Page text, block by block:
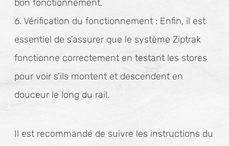
bon fonctionnement.
6. Vérification du fonctionnement : Enfin, il est
essentiel de s’assurer que le système Ziptrak
fonctionne correctement en testant les stores
pour voir s’ils montent et descendent en
douceur le long du rail.
Il est recommandé de suivre les instructions du